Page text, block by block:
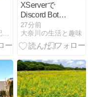
きっしゃんの雑記ブログ
XServerで
Discord Botを
運営する方法
｜起動・停
止・24時間稼
27分前
大奈川の生活と趣味